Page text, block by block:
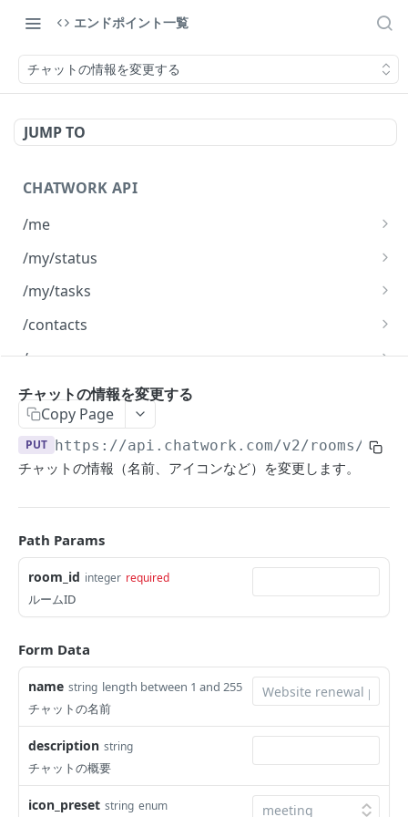
エンドポイント一覧
チャットの情報を変更する
JUMP TO
CHATWORK API
/me
自分の情報を取得する
/my/status
自分の状態を取得する
/my/tasks
自分のタスク一覧を取得する
/contacts
コンタクト一覧を取得する
/rooms
チャット一覧を取得する
グループチャットを作成する
/rooms/{room_id}
チャットの情報を取得する
チャットの情報を変更する PUT
チャットのメンバー一覧を取得する
チャットのメンバーを変更する
/rooms/{room_id}/messages
チャットのメッセージ一覧を取得する
チャットにメッセージを投稿する POST
/rooms/{room_id}/messages/read
チャットのメッセージを既読にする
PUT
チャットのメッセージを未読にする
/rooms/{room_id}/messages/{message_id}
チャットのメッセージを取得する
GET
チャットのメッセージを更新する
チャットのメッセージを削除する
/rooms/{room_id}/tasks
チャットのタスク一覧を取得する
チャットにタスクを追加する
/rooms/{room_id}/tasks/{task_id}
チャットのタスクの情報を取得する
/rooms/{room_id}/tasks/{task_id}/status
チャットのタスクの完了状態を変更する
PUT
/rooms/{room_id}/files
チャットの情報を変更する
Copy Page
PUT https://api.chatwork.com/v2/rooms/
チャットの情報（名前、アイコンなど）を変更します。
Path Params
room_id integer required
ルームID
Form Data
name string length between 1 and 255
チャットの名前
description string
チャットの概要
icon_preset string enum